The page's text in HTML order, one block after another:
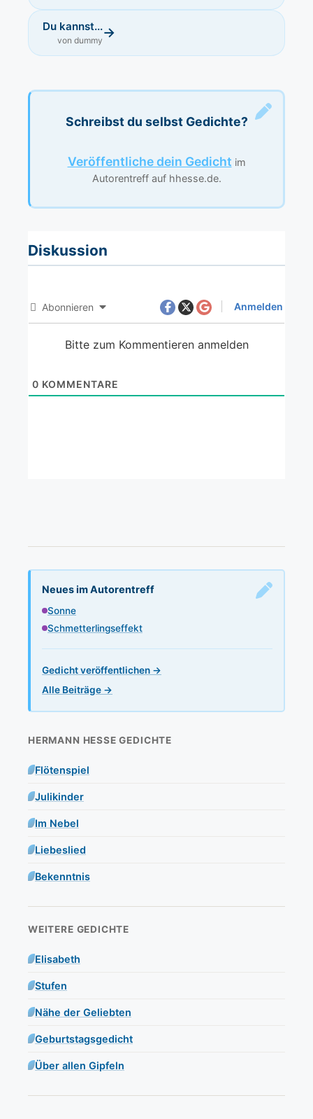
Du kannst...
von dummy →
Schreibst du selbst Gedichte?
Veröffentliche dein Gedicht im
Autorentreff auf hhesse.de.
Diskussion
Abonnieren Anmelden
Bitte zum Kommentieren anmelden
0 KOMMENTARE
Neues im Autorentreff
Sonne
Schmetterlingseffekt
Gedicht veröffentlichen →
Alle Beiträge →
HERMANN HESSE GEDICHTE
Flötenspiel
Julikinder
Im Nebel
Liebeslied
Bekenntnis
WEITERE GEDICHTE
Elisabeth
Stufen
Nähe der Geliebten
Geburtstagsgedicht
Über allen Gipfeln